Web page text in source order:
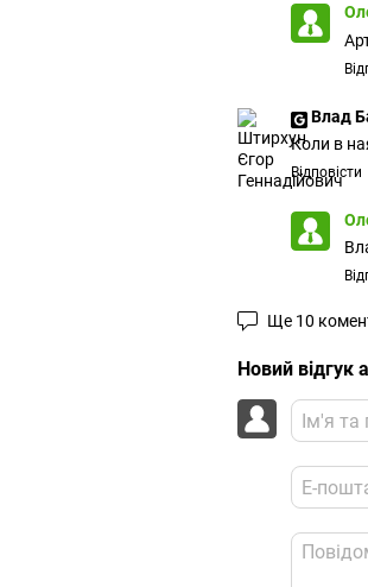
Влад
Коли в
Відповісти
Ще 10
Новий відгук